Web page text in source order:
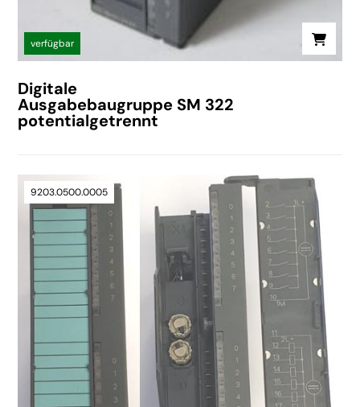
verfügbar
Digitale
Ausgabebaugruppe SM 322
potentialgetrennt
9203.0500.0005